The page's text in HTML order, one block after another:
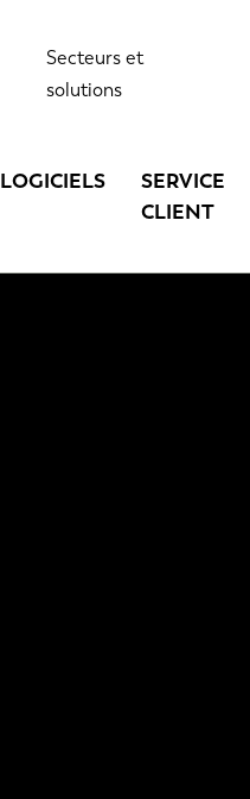
Secteurs et
solutions
LOGICIELS
SERVICE
CLIENT